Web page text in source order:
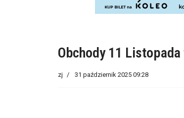
Obchody 11
zj 31 październik 2025 09:28